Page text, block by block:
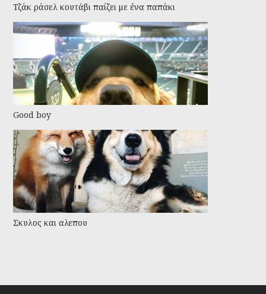
Τζάκ ράσελ κουτάβι παίζει με ένα παπάκι
Good boy
Σκυλος και αλεπου